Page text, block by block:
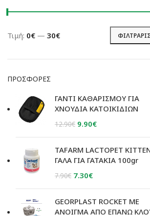
Ελάχιστη
Μέγιστη
Τιμή: 0€ — 30€
ΠΡΟΣΦΟΡΈΣ
ΓΑΝΤΙ ΚΑΘΑΡΙΣΜΟΥ ΓΙΑ
ΧΝΟΥΔΙΑ ΚΑΤΟΙΚΙΔΙΩΝ
12.90€ Original
price
was:
12.90€.
9.90€Η
τρέχουσα
τιμή
είναι:
TAFARM LACTOPET
ΓΑΛΑ ΓΙΑ ΓΑΤΑΚΙΑ 100gr
7.90€ Original
price
was:
7.90€.
7.30€Η
τρέχουσα
τιμή
είναι:
GEORPLAST ROCKET ΜΕ
ΑΝΟΙΓΜΑ ΑΠΟ ΕΠΑΝΩ